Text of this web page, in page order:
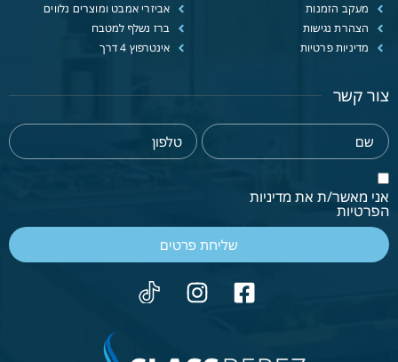
מעקב הזמנות
הצהרת נגישות
מדיניות פרטיות
אביזרי אמבט ומוצרים נלווים
ברז נשלף למטבח
אינטרפוץ 4 דרך
צור קשר
אני מאשר/ת את מדיניות
הפרטיות
שליחת פרטים